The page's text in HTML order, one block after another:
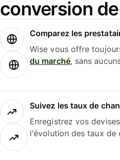
conversion
Comparez les
Wise vous offre
du marché, sans
Suivez les taux de
Enregistrez vos
l'évolution des taux de